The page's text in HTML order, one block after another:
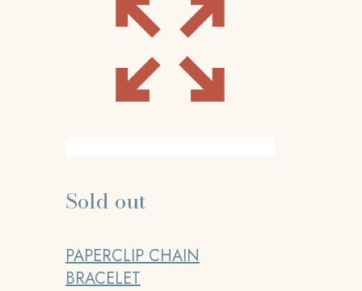
Sold out
PAPERCLIP CHAIN
BRACELET